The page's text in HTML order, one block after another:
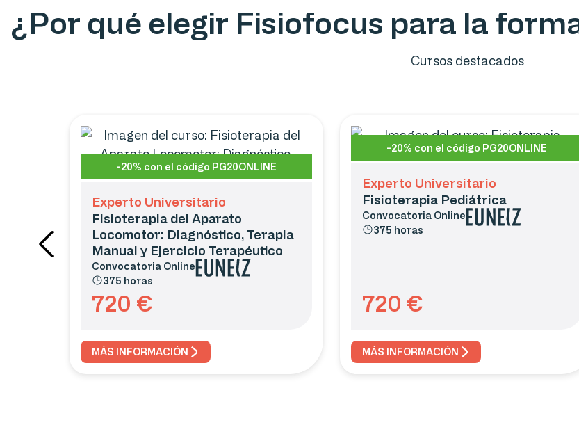
¿Por qué elegir Fisiofocus para la
Cursos destacados
-20% con el código PG20ONLINE
Experto Universitario
Fisioterapia del Aparato
Locomotor: Diagnóstico, Terapia
Manual y Ejercicio Terapéutico
Convocatoria Online
375 horas
720 €
MÁS INFORMACIÓN
-20% con el código PG20ONLINE
Experto Universitario
Fisioterapia Pediátrica
Convocatoria Online
375 horas
720 €
MÁS INFORMACIÓN